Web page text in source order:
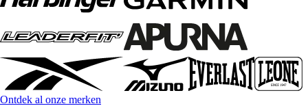
Ontdek al onze merken